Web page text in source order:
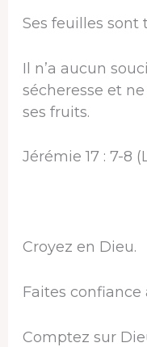
Ses feuilles sont
Il n’a aucun
sécheresse et
ses fruits.
Jérémie 17 : 7-8
Croyez en Dieu.
Faites confiance
Comptez sur